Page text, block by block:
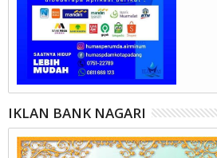
IKLAN BANK NAGARI